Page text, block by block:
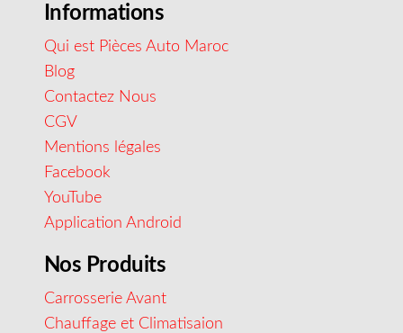
Informations
Qui est Pièces Auto Maroc
Blog
Contactez Nous
CGV
Mentions légales
Facebook
YouTube
Application Android
Nos Produits
Carrosserie Avant
Chauffage et Climatisaion